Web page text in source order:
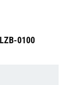
0100